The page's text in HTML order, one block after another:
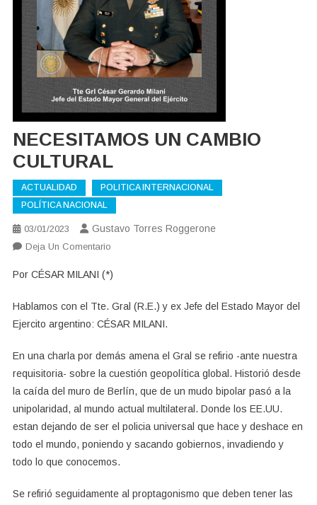
NECESITAMOS UN CAMBIO
CULTURAL
ACTUALIDAD
POLITICA INTERNACIONAL
POLÍTICA NACIONAL
03/01/2023 Gustavo Torres Roggerone
Deja Un ComentarioEn
UN
CULTURAL
Por CÉSAR MILANI (*)
Hablamos con el Tte. Gral (R.E.) y ex Jefe del Estado Mayor del
Ejercito argentino: CÉSAR MILANI.
En una charla por demás amena el Gral se refirio -ante nuestra
requisitoria- sobre la cuestión geopolítica global. Historió desde
la caída del muro de Berlín, que de un mudo bipolar pasó a la
unipolaridad, al mundo actual multilateral. Donde los EE.UU.
estan dejando de ser el policia universal que hace y deshace en
todo el mundo, poniendo y sacando gobiernos, invadiendo y
todo lo que conocemos.
Se refirió seguidamente al proptagonismo que deben tener las